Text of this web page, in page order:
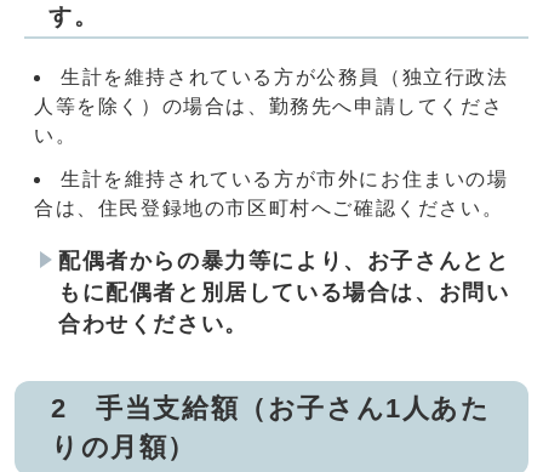
す。
生計を維持されている方が公務員（独立行政法
人等を除く）の場合は、勤務先へ申請してくださ
い。
生計を維持されている方が市外にお住まいの場
合は、住民登録地の市区町村へご確認ください。
配偶者からの暴力等により、お子さんとと
もに配偶者と別居している場合は、お問い
合わせください。
2 手当支給額（お子さん1人あた
りの月額）